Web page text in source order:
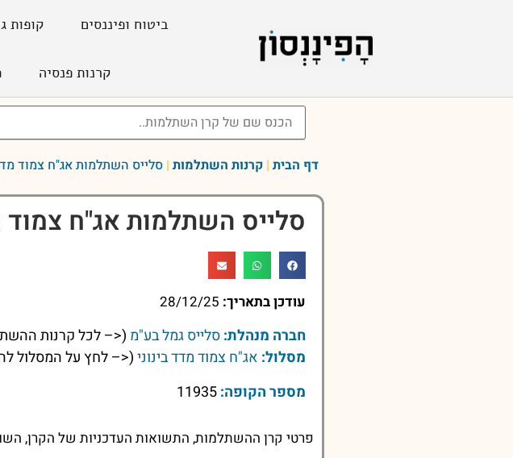
ביטוח ופיננסים קופות
קרנות פנסיה
דף הבית | קרנות השתלמות | סלייס השתלמות אג"ח צמוד
סלייס השתלמות אג"ח צמוד
עודכן בתאריך: 28/12/25
חברה מנהלת:סלייס גמל בע"מ (<– לכל קרנות
מסלול: אג"ח צמוד מדד בינוני(<– לחץ על המסלול
מספר הקופה:
פרטי קרן ההשתלמות, התשואות העדכניות של הקרן,